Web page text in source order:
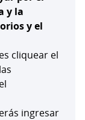
y la
y el
cliquear el
ingresar